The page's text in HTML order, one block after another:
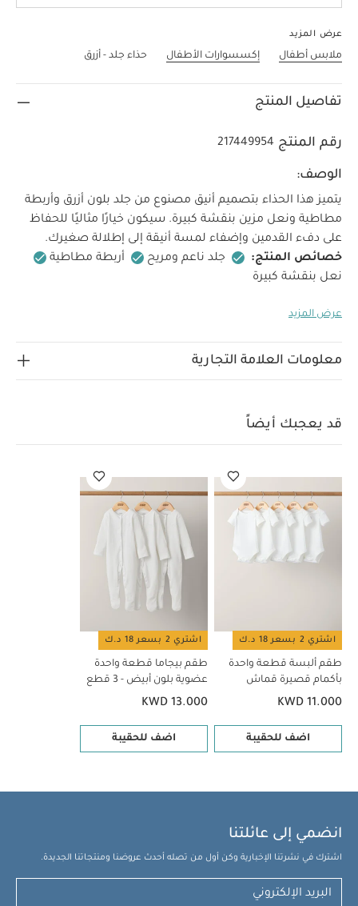
عرض المزيد
ملابس أطفال إكسسوارات الأطفال حذاء جلد - أزرق
تفاصيل المنتج
رقم المنتج 217449954
الوصف:
يتميز هذا الحذاء بتصميم أنيق مصنوع من جلد بلون أزرق وأربطة
مطاطية ونعل مزين بنقشة كبيرة. سيكون خيارًا مثاليًا للحفاظ
على دفء القدمين وإضفاء لمسة أنيقة إلى إطلالة صغيرك.
خصائص المنتج:
جلد ناعم ومريح
أربطة مطاطية
نعل بنقشة كبيرة
العناية/الإرشادات:
حرارة منخفضة
كيّ على درجة حرارة منخفضة
قد يعجبك أيضاً:
عضوي بلون أبيض - 5 قطع
عرض المزيد
معلومات العلامة التجارية
قد يعجبك أيضاً
اشتري 2 بسعر 18 د.ك
طقم ألبسة قطعة واحدة
بأكمام قصيرة قماش
عضوي بلون أبيض - 5 قطع
KWD 11.000
اضف للحقيبة
اشتري 2 بسعر 18 د.ك
طقم بيجاما قطعة واحدة
عضوية بلون أبيض - 3 قطع
KWD 13.000
اضف للحقيبة
انضمي إلى عائلتنا
اشترك في نشرتنا الإخبارية وكن أول من تصله أحدث عروضنا ومنتجاتنا الجديدة.